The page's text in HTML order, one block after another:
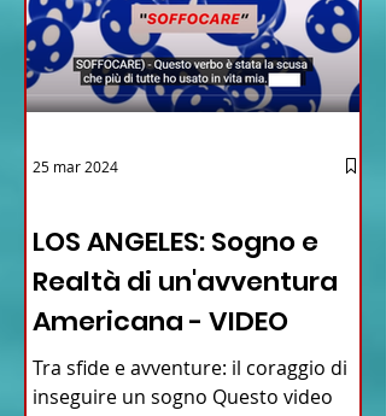
LOS ANGELES: Sogno e
Realtà di un'avventura
Americana - VIDEO
Tra sfide e avventure: il coraggio di
inseguire un sogno Questo video
25 mar 2024